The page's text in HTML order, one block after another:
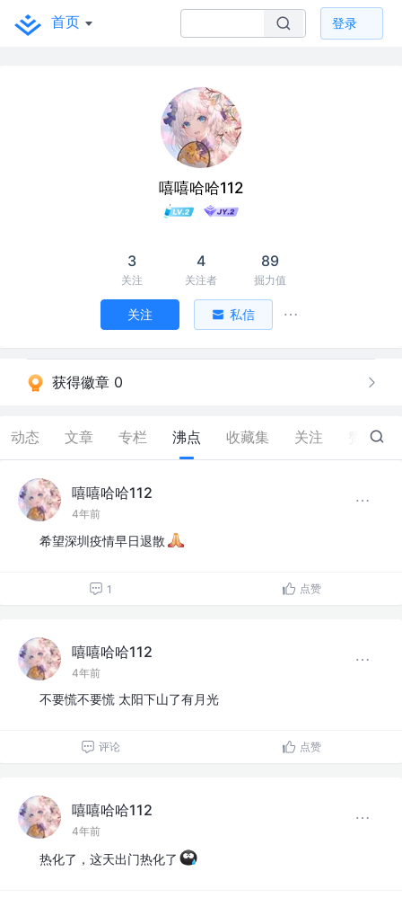
首页 登录
嘻嘻哈哈112
3
关注
4
关注者
89
掘力值
关注 私信
获得徽章 0
动态 文章 专栏 沸点 收藏集 关注 62
嘻嘻哈哈112
4年前
希望深圳疫情早日退散
1 点赞
嘻嘻哈哈112
4年前
不要慌不要慌 太阳下山了有月光
评论 点赞
嘻嘻哈哈112
4年前
热化了，这天出门热化了